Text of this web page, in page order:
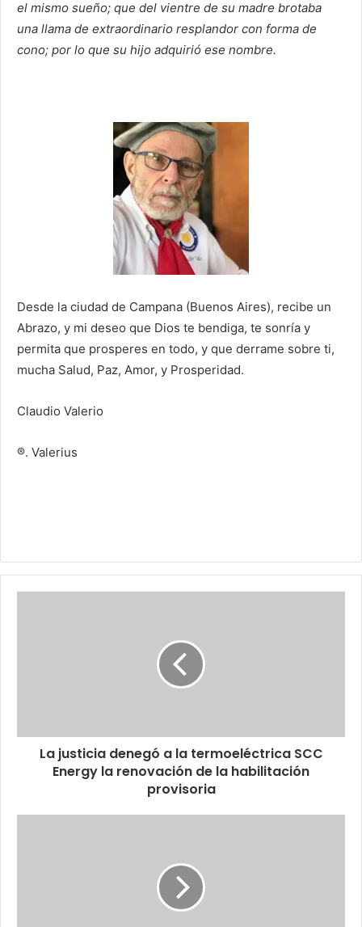
el mismo sueño; que del vientre de su madre brotaba
una llama de extraordinario resplandor con forma de
cono; por lo que su hijo adquirió ese nombre.
Desde la ciudad de Campana (Buenos Aires), recibe un
Abrazo, y mi deseo que Dios te bendiga, te sonría y
permita que prosperes en todo, y que derrame sobre ti,
mucha Salud, Paz, Amor, y Prosperidad.
Claudio Valerio
®. Valerius
La justicia denegó a la termoeléctrica SCC
Energy la renovación de la habilitación
provisoria